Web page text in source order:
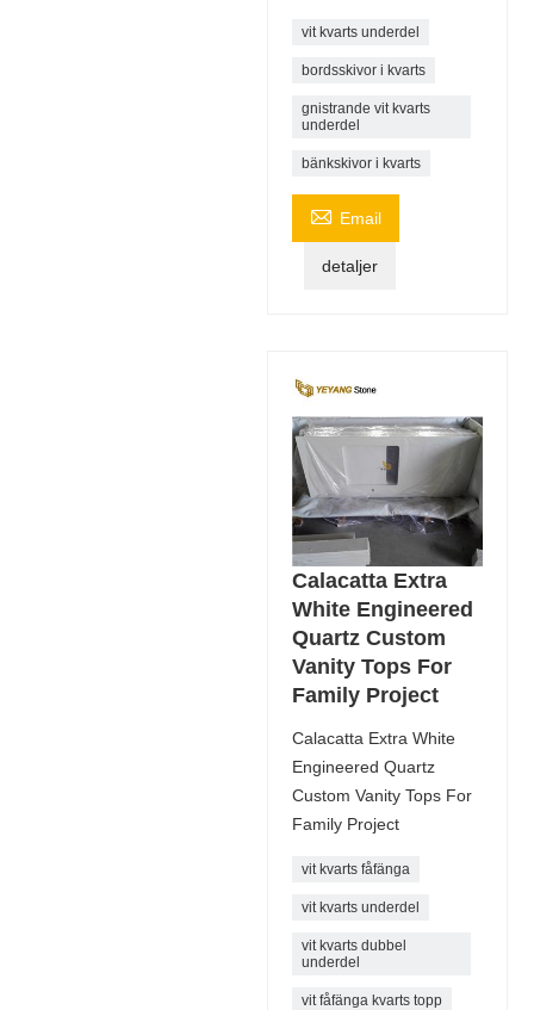
vit kvarts underdel
bordsskivor i kvarts
gnistrande vit kvarts
underdel
bänkskivor i kvarts
 Email
detaljer
Calacatta Extra
White Engineered
Quartz Custom
Vanity Tops For
Family Project
Calacatta Extra White
Engineered Quartz
Custom Vanity Tops For
Family Project
vit kvarts fåfänga
vit kvarts underdel
vit kvarts dubbel
underdel
vit fåfänga kvarts topp